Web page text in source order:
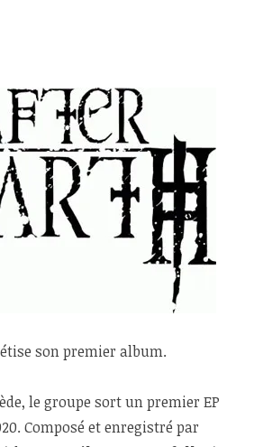
son premier album.
le groupe sort un premier EP
Composé et enregistré par